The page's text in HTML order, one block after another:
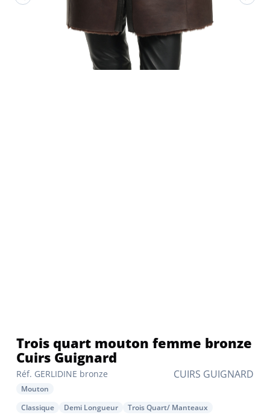
CUIRS GUIGNARD
Réf. GERLIDINE bronze
Trois quart mouton femme bronze
Cuirs Guignard
Mouton
Classique
Demi Longueur Trois Quart/ Manteaux